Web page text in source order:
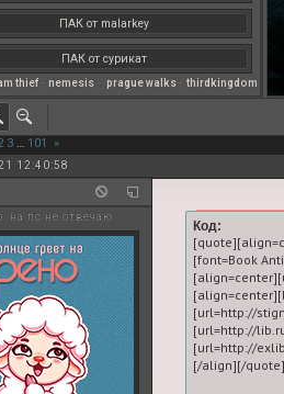
ПАК от malarkey
ПАК от сурикат
РЕНМАЙ
thief– nemesis – prague walks– thirdkingdom
3 … 101 »
12:40:58
на лс не отвечаю
Код:
[font=Book
[url=http://
[url=http://
[url=http://